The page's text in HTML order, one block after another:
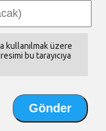
kullanılmak üzere
bu tarayıcıya